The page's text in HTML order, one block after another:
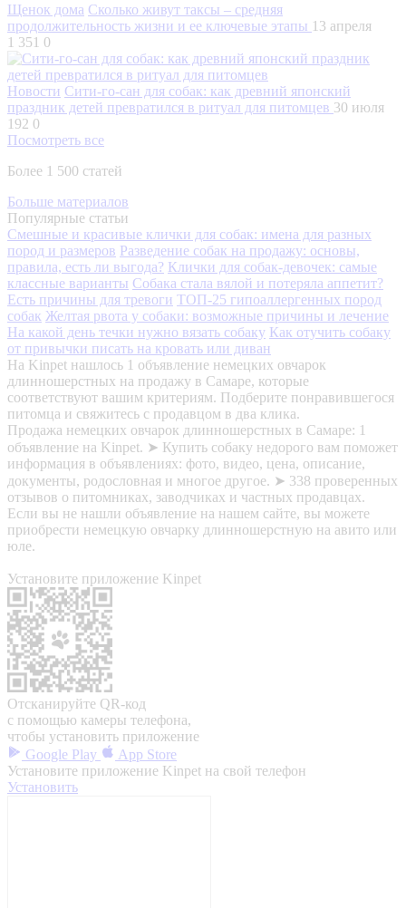
Щенок дома Сколько живут таксы – средняя
продолжительность жизни и ее ключевые этапы 13 апреля
1 351 0
Новости Сити-го-сан для собак: как древний японский
праздник детей превратился в ритуал для питомцев 30 июля
192 0
Посмотреть все
Более 1 500 статей
Больше материалов
Популярные статьи
Смешные и красивые клички для собак: имена для разных
пород и размеров Разведение собак на продажу: основы,
правила, есть ли выгода? Клички для собак-девочек: самые
классные варианты Собака стала вялой и потеряла аппетит?
Есть причины для тревоги ТОП-25 гипоаллергенных пород
собак Желтая рвота у собаки: возможные причины и лечение
На какой день течки нужно вязать собаку Как отучить собаку
от привычки писать на кровать или диван
На Kinpet нашлось 1 объявление немецких овчарок
длинношерстных на продажу в Самаре, которые
соответствуют вашим критериям. Подберите понравившегося
питомца и свяжитесь с продавцом в два клика.
Продажа немецких овчарок длинношерстных в Самаре: 1
объявление на Kinpet. ➤ Купить собаку недорого вам поможет
информация в объявлениях: фото, видео, цена, описание,
документы, родословная и многое другое. ➤ 338 проверенных
отзывов о питомниках, заводчиках и частных продавцах.
Если вы не нашли объявление на нашем сайте, вы можете
приобрести немецкую овчарку длинношерстную на авито или
юле.
Установите приложение Kinpet
Отсканируйте QR-код
с помощью камеры телефона,
чтобы установить приложение
Google Play
App Store
Установите приложение Kinpet на свой телефон
Установить